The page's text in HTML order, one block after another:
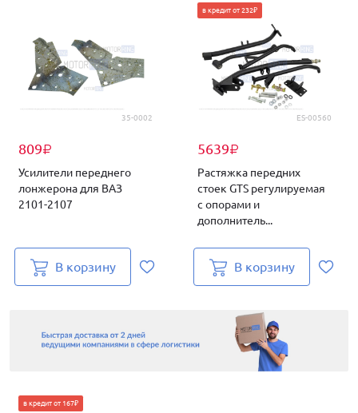
35-0002
809₽
Усилители переднего
лонжерона для ВАЗ
2101-2107
В корзину
ES-00560
5639₽
в кредит от 232₽
Растяжка передних
стоек GTS регулируемая
с опорами и
дополнитель...
В корзину
в кредит от 167₽